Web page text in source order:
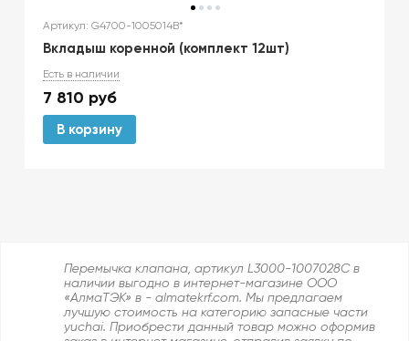
Артикул: G4700-1005014B*
Вкладыш коренной (комплект 12шт)
Есть в наличии
7 810 руб
В корзину
Перемычка клапана, артикул L3000-1007028C в
наличии выгодно в интернет-магазине ООО
«АлмаТЭК» в - almatekrf.com. Мы предлагаем
лучшую стоимость на категорию запасные части
yuchai. Приобрести данный товар можно оформив